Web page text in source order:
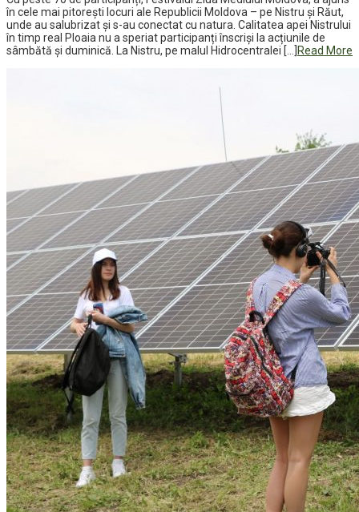
în cele mai pitorești locuri ale Republicii Moldova – pe Nistru și Răut,
unde au salubrizat și s-au conectat cu natura. Calitatea apei Nistrului
în timp real Ploaia nu a speriat participanți înscriși la acțiunile de
sâmbătă și duminică. La Nistru, pe malul Hidrocentralei […]
Read More